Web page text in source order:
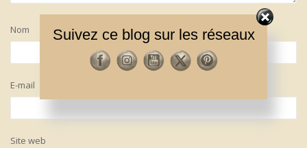
Nom
E-mail
Site web
Suivez ce blog sur les réseaux